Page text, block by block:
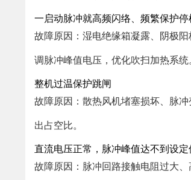
一启动脉冲就高频闪络、频繁保护停
故障原因：湿电绝缘箱凝露、阴极
调脉冲峰值电压，优化吹扫加热系统。
整机过温保护跳闸
故障原因：散热风机堵塞损坏、脉
出占空比。
直流电压正常，脉冲峰值达不到设定
故障原因：脉冲回路接触电阻过大